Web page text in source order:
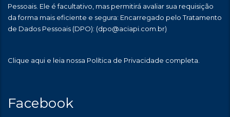
Pessoais. Ele é facultativo, mas permitirá avaliar sua requisição
da forma mais eficiente e segura: Encarregado pelo Tratamento
de Dados Pessoais (DPO): (dpo@aciapi.com.br)
Clique aqui e leia nossa Política de Privacidade completa.
Facebook